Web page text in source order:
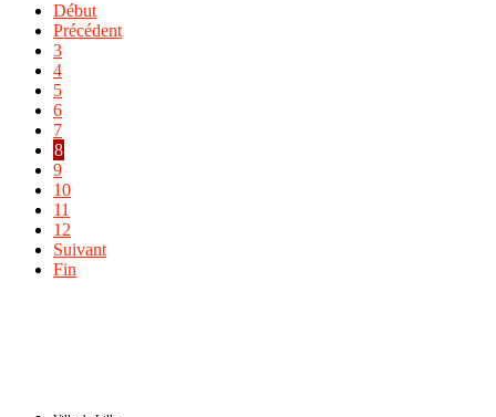
Début
Précédent
3
4
5
6
7
8
9
10
11
12
Suivant
Fin